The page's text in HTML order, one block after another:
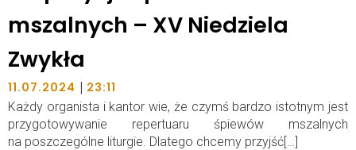
mszalnych – XV Niedziela
Zwykła
11.07.2024 | 23:11
Każdy organista i kantor wie, że czymś bardzo istotnym jest
przygotowywanie repertuaru śpiewów mszalnych
na poszczególne liturgie. Dlatego chcemy przyjść[…]